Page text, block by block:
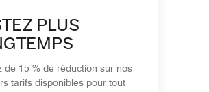
PLUS
de 15 % de réduction sur nos
tarifs disponibles pour tout